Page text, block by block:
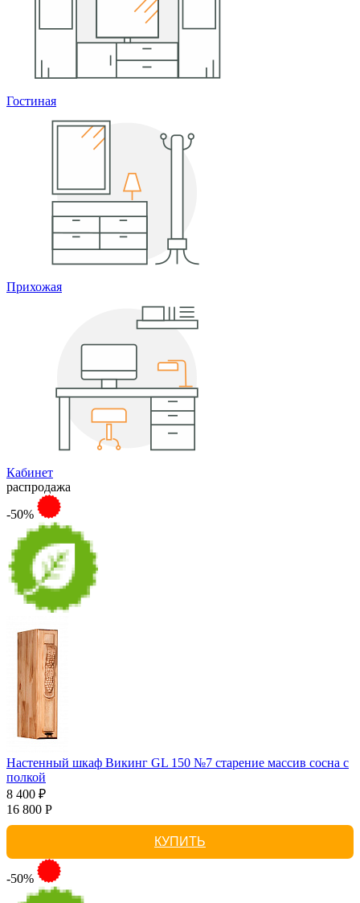
Гостиная
Прихожая
Кабинет
распродажа
-50%
Настенный шкаф Викинг GL 150 №7 старение массив сосна с
полкой
8 400 ₽
16 800 Р
КУПИТЬ
-50%